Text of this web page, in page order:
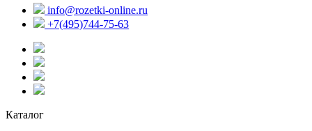
info@rozetki-online.ru
+7(495)744-75-63
Каталог